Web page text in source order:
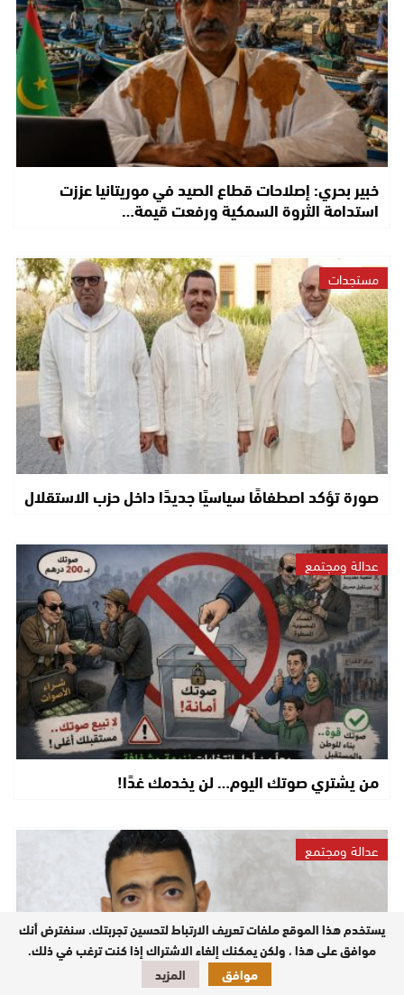
خبير بحري: إصلاحات قطاع الصيد في موريتانيا عززت
استدامة الثروة السمكية ورفعت قيمة…
مستجدات
صورة تؤكد اصطفافًا سياسيًا جديدًا داخل حزب الاستقلال
عدالة ومجتمع
من يشتري صوتك اليوم… لن يخدمك غدًا!
عدالة ومجتمع
يستخدم هذا الموقع ملفات تعريف الارتباط لتحسين تجربتك. سنفترض أنك
موافق على هذا ، ولكن يمكنك إلغاء الاشتراك إذا كنت ترغب في ذلك.
موافق
المزيد